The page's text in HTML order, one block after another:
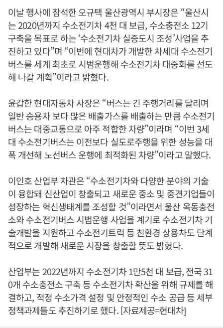
이날 행사에 참석한 오규택 울산광역시 부시장은 “울산시
는 2020년까지 수소전기차 4천 대 보급, 수소충전소 12기
구축을 목표로 하는 ‘수소전기차 실증도시 조성’사업을 추
진하고 있다”며 “이번에 현대차가 개발한 차세대 수소전기
버스를 세계 최초로 시범운행해 수소전기차 대중화를 선도
해 나갈 계획”이라고 밝혔다.
윤갑한 현대자동차 사장은 “버스는 긴 주행거리를 달리며
일반 승용차 보다 많은 배출가스를 배출하는 만큼 수소전기
버스는 대중교통으로 아주 적합한 차량”이라며 “이번 3세
대 수소전기버스는 이전보다 실도로주행을 위한 성능을 대
폭 개선해 노선버스 운행에 최적화된 차량”이라고 말했다.
이인호 산업부 차관은 “수소전기차와 다양한 분야의 기술
이 융합돼 신산업이 창출되고 새로운 중소 및 중견기업들이
성장하는 혁신생태계를 조성할 것”이라면서 울산 옥동충전
소와 수소전기버스 시범운행 사업을 계기로 수소전기차 기
술개발을 지원하고 수소전기트럭 등 친환경 상용차도 단계
적으로 개발해 새로운 시장을 창출할 뜻도 밝혔다.
산업부는 2022년까지 수소전기차 1만5천 대 보급, 전국 31
0개 수소충전소 구축 등 수소전기차 확산을 위해 규제를 해
결하고, 적정 수소가격 설정 및 안정적인 수소 공급 등 세부
정책과제들도 추진하기로 했다. [자료제공=현대차]